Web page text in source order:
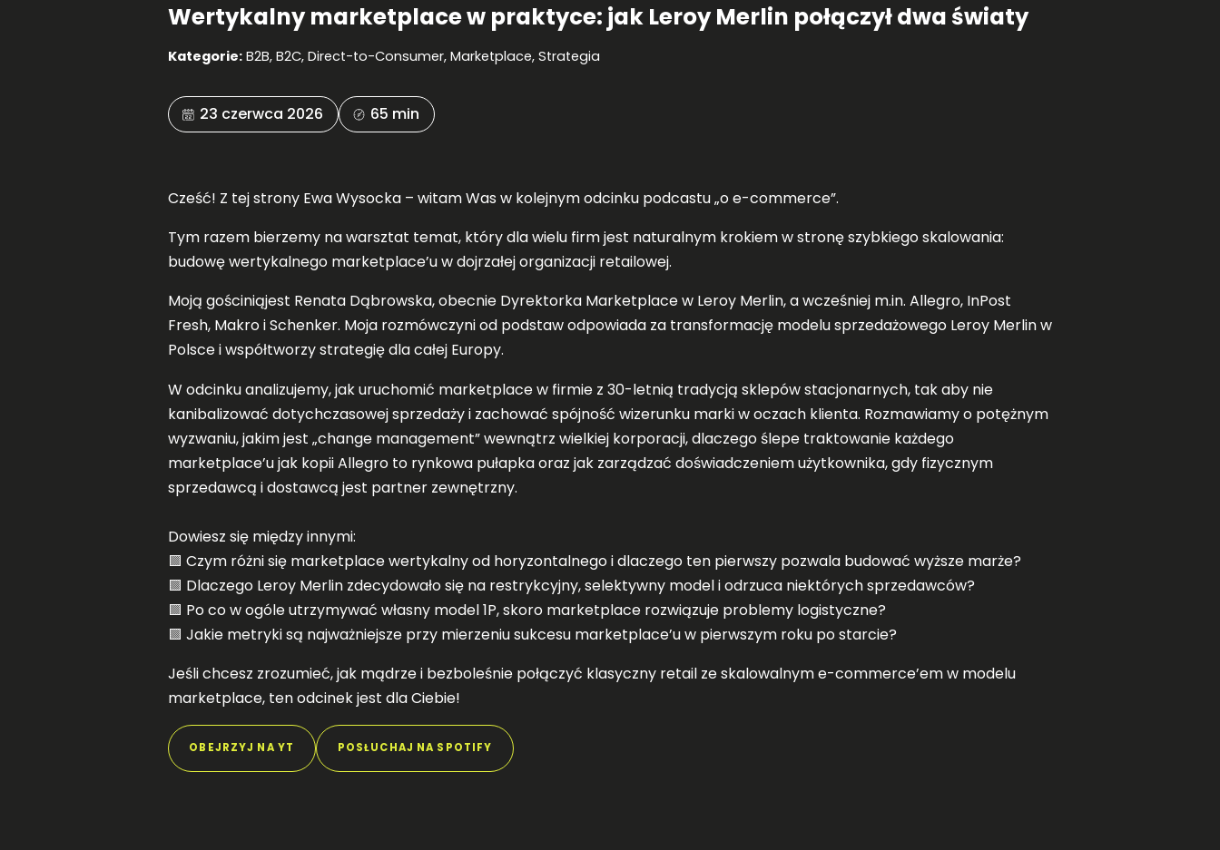
Wertykalny marketplace w praktyce: jak Leroy Merlin połączył dwa światy
Kategorie: B2B, B2C, Direct-to-Consumer, Marketplace, Strategia
23 czerwca 2026 65 min
Cześć! Z tej strony Ewa Wysocka – witam Was w kolejnym odcinku podcastu „o e-commerce”.
Tym razem bierzemy na warsztat temat, który dla wielu firm jest naturalnym krokiem w stronę szybkiego skalowania:
budowę wertykalnego marketplace’u w dojrzałej organizacji retailowej.
Moją gościniąjest Renata Dąbrowska, obecnie Dyrektorka Marketplace w Leroy Merlin, a wcześniej m.in. Allegro, InPost
Fresh, Makro i Schenker. Moja rozmówczyni od podstaw odpowiada za transformację modelu sprzedażowego Leroy Merlin w
Polsce i współtworzy strategię dla całej Europy.
W odcinku analizujemy, jak uruchomić marketplace w firmie z 30-letnią tradycją sklepów stacjonarnych, tak aby nie
kanibalizować dotychczasowej sprzedaży i zachować spójność wizerunku marki w oczach klienta. Rozmawiamy o potężnym
wyzwaniu, jakim jest „change management” wewnątrz wielkiej korporacji, dlaczego ślepe traktowanie każdego
marketplace’u jak kopii Allegro to rynkowa pułapka oraz jak zarządzać doświadczeniem użytkownika, gdy fizycznym
sprzedawcą i dostawcą jest partner zewnętrzny.
Dowiesz się między innymi:
🟪 Czym różni się marketplace wertykalny od horyzontalnego i dlaczego ten pierwszy pozwala budować wyższe marże?
🟪 Dlaczego Leroy Merlin zdecydowało się na restrykcyjny, selektywny model i odrzuca niektórych sprzedawców?
🟪 Po co w ogóle utrzymywać własny model 1P, skoro marketplace rozwiązuje problemy logistyczne?
🟪 Jakie metryki są najważniejsze przy mierzeniu sukcesu marketplace’u w pierwszym roku po starcie?
Jeśli chcesz zrozumieć, jak mądrze i bezboleśnie połączyć klasyczny retail ze skalowalnym e-commerce’em w modelu
marketplace, ten odcinek jest dla Ciebie!
OBEJRZYJ NA YT POSŁUCHAJ NA SPOTIFY